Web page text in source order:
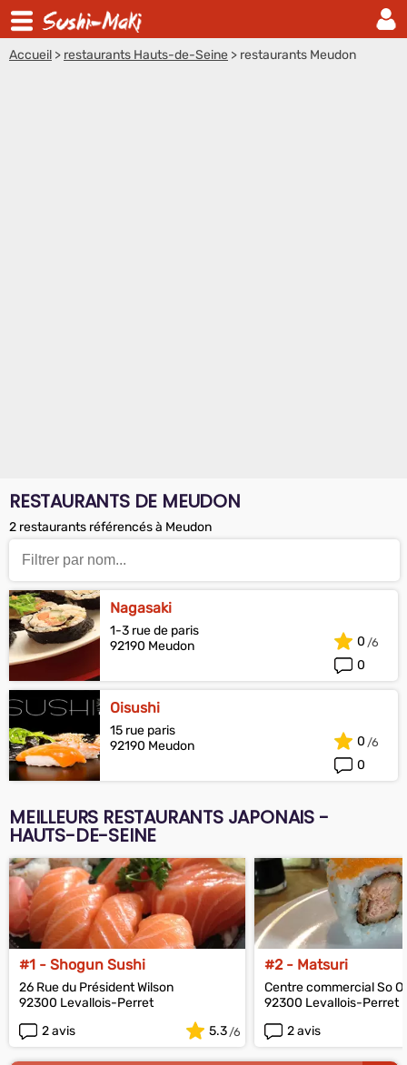
Accueil > restaurants Hauts-de-Seine > restaurants Meudon
RESTAURANTS DE MEUDON
2 restaurants référencés à Meudon
Nagasaki
1-3 rue de paris
92190 Meudon
0
0
Oisushi
15 rue paris
92190 Meudon
0
0
MEILLEURS RESTAURANTS JAPONAIS -
HAUTS-DE-SEINE
#1 - Shogun Sushi
26 Rue du Président Wilson
92300 Levallois-Perret
2 avis
5.3
#2 - Matsuri
Centre commercial So
92300 Levallois-Perret
2 avis